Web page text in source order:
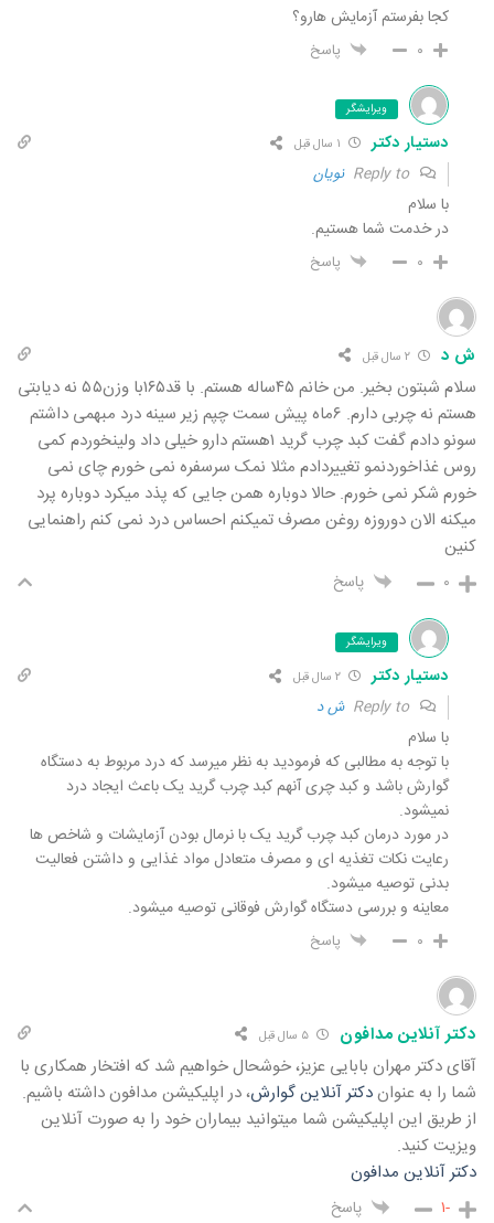
کجا بفرستم آزمایش هارو؟
۰ پاسخ
ویرایشگر
دستیار دکتر
نویان
با سلام
در خدمت شما هستیم.
۰ پاسخ
ش د ۲ سال قبل
سلام شبتون بخیر. من خانم ۴۵ساله هستم. با قد۱۶۵با وزن۵۵ نه دیابتی
هستم نه چربی دارم. ۶ماه پیش سمت چپم زیر سینه درد مبهمی داشتم
سونو دادم گفت کبد چرب گرید ۱هستم دارو خیلی داد ولینخوردم کمی
روس غذاخوردنمو تغییردادم مثلا نمک سرسفره نمی خورم چای نمی
خورم شکر نمی خورم. حالا دوباره همن جایی که پذد میکرد دوباره پرد
میکنه الان دوروزه روغن مصرف تمیکنم احساس درد نمی کنم راهنمایی
کنین
۰ پاسخ
ویرایشگر
دستیار دکتر
ش د
با سلام
با توجه به مطالبی که فرموديد به نظر میرسد که درد مربوط به دستگاه
گوارش باشد و کبد چری آنهم کبد چرب گرید یک باعث ایجاد درد
نمیشود.
در مورد درمان کبد چرب گرید یک با نرمال بودن آزمایشات و شاخص ها
رعایت نکات تغذیه ای و مصرف متعادل مواد غذایی و داشتن فعالیت
بدنی توصیه میشود.
معاینه و بررسی دستگاه گوارش فوقانی توصیه میشود.
۰ پاسخ
دکتر آنلاین مدافون
آقای دکتر مهران بابایی عزیز، خوشحال خواهیم شد که افتخار همکاری با
شما را به عنواندکتر آنلاین گوارش، در اپلیکیشن مدافون داشته باشیم.
از طریق این اپلیکیشن شما میتوانید بیماران خود را به صورت آنلاین
ویزیت کنید.
دکتر آنلاین مدافون
-۱ پاسخ